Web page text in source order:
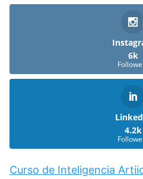
6k
4.2k
Curso de Inteligencia